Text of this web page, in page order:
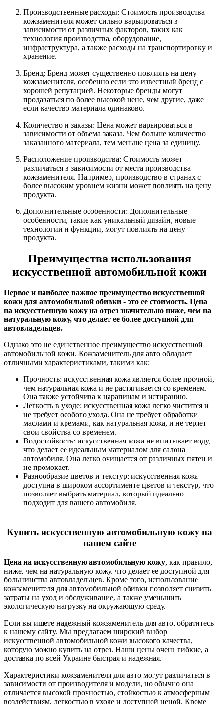
Производственные расходы: Стоимость производства
кожзаменителя может сильно варьироваться в
зависимости от различных факторов, таких как
технология производства, оборудование,
инфраструктура, а также расходы на транспортировку и
хранение.
Бренд: Бренд может существенно повлиять на цену
кожзаменителя, особенно если это известный бренд с
хорошей репутацией. Некоторые бренды могут
продаваться по более высокой цене, чем другие, даже
если качество материала одинаково.
Количество и заказы: Цена может варьироваться в
зависимости от объема заказа. Чем больше количество
заказанного материала, тем меньше цена за единицу.
Расположение производства: Стоимость может
различаться в зависимости от места производства
кожзаменителя. Например, производство в странах с
более высоким уровнем жизни может повлиять на цену
продукта.
Дополнительные особенности: Дополнительные
особенности, такие как уникальный дизайн, новые
технологии и функции, могут повлиять на цену
продукта.
Преимущества использования
искусственной автомобильной кожи
Первое и наиболее важное преимущество искусственной
кожи для автомобильной обивки - это ее стоимость. Цена
на искусственную кожу на отрез значительно ниже, чем на
натуральную кожу, что делает ее более доступной для
автовладельцев.
Однако это не единственное преимущество искусственной
автомобильной кожи. Кожзаменитель для авто обладает
отличными характеристиками, такими как:
Прочность: искусственная кожа является более прочной,
чем натуральная кожа и не растягивается со временем.
Она также устойчива к царапинам и истиранию.
Легкость в уходе: искусственная кожа легко чистится и
не требует особого ухода. Она не требует обработки
маслами и кремами, как натуральная кожа, и не теряет
свои свойства со временем.
Водостойкость: искусственная кожа не впитывает воду,
что делает ее идеальным материалом для салона
автомобиля. Она легко очищается от различных пятен и
не промокает.
Разнообразие цветов и текстур: искусственная кожа
доступна в широком ассортименте цветов и текстур, что
позволяет выбрать материал, который идеально
подходит для вашего автомобиля.
Купить искусственную автомобильную кожу на
нашем сайте
Цена на искусственную автомобильную кожу, как правило,
ниже, чем на натуральную кожу, что делает ее доступной для
большинства автовладельцев. Кроме того, использование
кожзаменителя для автомобильной обивки позволяет снизить
затраты на уход и обслуживание, а также уменьшить
экологическую нагрузку на окружающую среду.
Если вы ищете надежный кожзаменитель для авто, обратитесь
к нашему сайту. Мы предлагаем широкий выбор
искусственной автомобильной кожи высокого качества,
которую можно купить на отрез. Наши цены очень гибкие, а
доставка по всей Украине быстрая и надежная.
Характеристики кожзаменителя для авто могут различаться в
зависимости от производителя и модели, но обычно она
отличается высокой прочностью, стойкостью к атмосферным
воздействиям, легкостью в уходе и доступной ценой. Кроме